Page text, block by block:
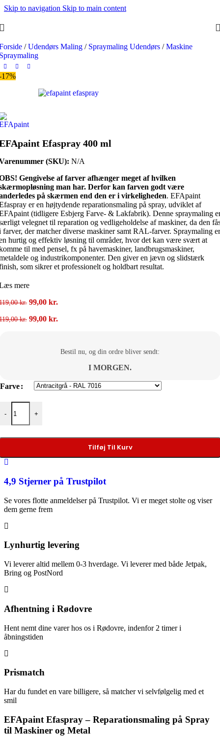
Skip to navigation Skip to main content
/ Udendørs Maling / Spraymaling Udendørs / Maskine
17%
Efaspray 400 ml
(SKU): N/A
Gengivelse af farver afhænger meget af hvilken
man har. Derfor kan farven godt være
på skærmen end den er i virkeligheden. EFApaint
er en højtydende reparationsmaling på spray, udviklet af
(tidligere Esbjerg Farve- & Lakfabrik). Denne spraymaling
velegnet til reparation og vedligeholdelse af maskiner, da den
farver, der matcher diverse maskiner samt RAL-farver. Spraymaling er
hurtig og effektiv løsning til områder, hvor det kan være svært at
til med pensel, fx på havemaskiner, landbrugsmaskiner,
og industrikomponenter. Den giver en jævn og slidstærk
som sikrer et professionelt og holdbart resultat.
mere
kr. Den
pris
99,00 kr.
pris
kr. Den
119,00 kr..
99,00 kr.
99,00 kr..
Bestil nu, og din ordre bliver sendt:
I MORGEN.
Farve
-
Efaspray 400 ml antal
+
Tilføj Til Kurv
4,9 Stjerner på Trustpilot
Se vores flotte anmeldelser på Trustpilot. Vi er meget stolte og viser
dem gerne frem
Lynhurtig levering
Vi leverer altid mellem 0-3 hverdage. Vi leverer med både Jetpak,
Bring og PostNord
Afhentning i Rødovre
Hent nemt dine varer hos os i Rødovre, indenfor 2 timer i
åbningstiden
Prismatch
Har du fundet en vare billigere, så matcher vi selvfølgelig med et
smil
EFApaint Efaspray – Reparationsmaling på Spray
til Maskiner og Metal